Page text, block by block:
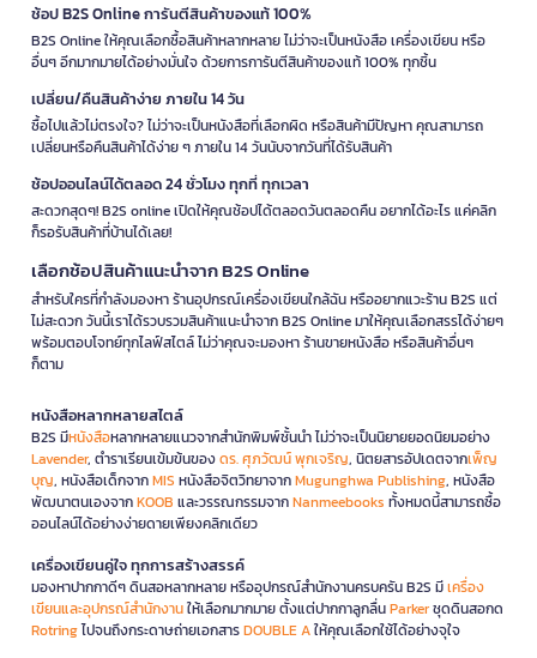
ช้อป B2S Online การันตีสินค้าของแท้ 100%
B2S Online ให้คุณเลือกซื้อสินค้าหลากหลาย ไม่ว่าจะเป็นหนังสือ เครื่องเขียน หรือ
อื่นๆ อีกมากมายได้อย่างมั่นใจ ด้วยการการันตีสินค้าของแท้ 100% ทุกชิ้น
เปลี่ยน/คืนสินค้าง่าย ภายใน 14 วัน
ซื้อไปแล้วไม่ตรงใจ? ไม่ว่าจะเป็นหนังสือที่เลือกผิด หรือสินค้ามีปัญหา คุณสามารถ
เปลี่ยนหรือคืนสินค้าได้ง่าย ๆ ภายใน 14 วันนับจากวันที่ได้รับสินค้า
ช้อปออนไลน์ได้ตลอด 24 ชั่วโมง ทุกที่ ทุกเวลา
สะดวกสุดๆ! B2S online เปิดให้คุณช้อปได้ตลอดวันตลอดคืน อยากได้อะไร แค่คลิก
ก็รอรับสินค้าที่บ้านได้เลย!
เลือกช้อปสินค้าแนะนำจาก B2S Online
สำหรับใครที่กำลังมองหา ร้านอุปกรณ์เครื่องเขียนใกล้ฉัน หรืออยากแวะร้าน B2S แต่
ไม่สะดวก วันนี้เราได้รวบรวมสินค้าแนะนำจาก B2S Online มาให้คุณเลือกสรรได้ง่ายๆ
พร้อมตอบโจทย์ทุกไลฟ์สไตล์ ไม่ว่าคุณจะมองหา ร้านขายหนังสือ หรือสินค้าอื่นๆ
ก็ตาม
หนังสือหลากหลายสไตล์
B2S มีหนังสือหลากหลายแนวจากสำนักพิมพ์ชั้นนำ ไม่ว่าจะเป็นนิยายยอดนิยมอย่าง
Lavender, ตำราเรียนเข้มข้นของดร. ศุภวัฒน์ พุกเจริญ, นิตยสารอัปเดตจากเพ็ญ
บุญ, หนังสือเด็กจากMIS หนังสือจิตวิทยาจากMugunghwa Publishing, หนังสือ
พัฒนาตนเองจากKOOB และวรรณกรรมจากNanmeebooks ทั้งหมดนี้สามารถซื้อ
ออนไลน์ได้อย่างง่ายดายเพียงคลิกเดียว
เครื่องเขียนคู่ใจ ทุกการสร้างสรรค์
มองหาปากกาดีๆ ดินสอหลากหลาย หรืออุปกรณ์สำนักงานครบครัน B2S มีเครื่อง
เขียนและอุปกรณ์สำนักงานให้เลือกมากมาย ตั้งแต่ปากกาลูกลื่นParkerชุดดินสอกด
Rotringไปจนถึงกระดาษถ่ายเอกสารDOUBLE Aให้คุณเลือกใช้ได้อย่างจุใจ